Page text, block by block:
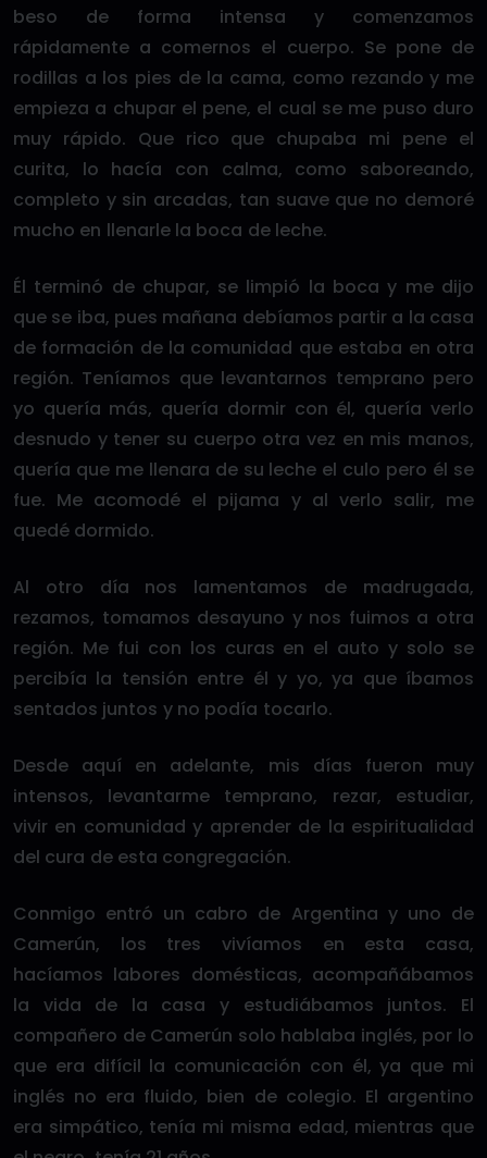
beso de forma intensa y comenzamos
rápidamente a comernos el cuerpo. Se pone de
rodillas a los pies de la cama, como rezando y me
empieza a chupar el pene, el cual se me puso duro
muy rápido. Que rico que chupaba mi pene el
curita, lo hacía con calma, como saboreando,
completo y sin arcadas, tan suave que no demoré
mucho en llenarle la boca de leche.
Él terminó de chupar, se limpió la boca y me dijo
que se iba, pues mañana debíamos partir a la casa
de formación de la comunidad que estaba en otra
región. Teníamos que levantarnos temprano pero
yo quería más, quería dormir con él, quería verlo
desnudo y tener su cuerpo otra vez en mis manos,
quería que me llenara de su leche el culo pero él se
fue. Me acomodé el pijama y al verlo salir, me
quedé dormido.
Al otro día nos lamentamos de madrugada,
rezamos, tomamos desayuno y nos fuimos a otra
región. Me fui con los curas en el auto y solo se
percibía la tensión entre él y yo, ya que íbamos
sentados juntos y no podía tocarlo.
Desde aquí en adelante, mis días fueron muy
intensos, levantarme temprano, rezar, estudiar,
vivir en comunidad y aprender de la espiritualidad
del cura de esta congregación.
Conmigo entró un cabro de Argentina y uno de
Camerún, los tres vivíamos en esta casa,
hacíamos labores domésticas, acompañábamos
la vida de la casa y estudiábamos juntos. El
compañero de Camerún solo hablaba inglés, por lo
que era difícil la comunicación con él, ya que mi
inglés no era fluido, bien de colegio. El argentino
era simpático, tenía mi misma edad, mientras que